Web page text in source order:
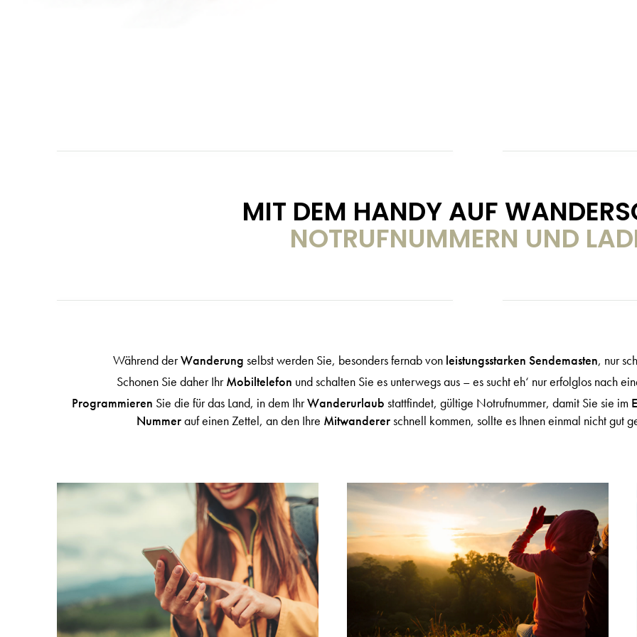
MIT DEM HANDY AUF
NOTRUFNUMMERN UND
Während derWanderung selbst werden Sie, besonders fernab von leistungsstarken Sendemasten, nur
Schonen Sie daher IhrMobiltelefon und schalten Sie es unterwegs aus – es sucht eh‘ nur erfolglos nach
Programmieren Sie die für das Land, in dem IhrWanderurlaub stattfindet, gültige Notrufnummer, damit Sie sie im
Nummerauf einen Zettel, an den Ihre Mitwandererschnell kommen, sollte es Ihnen einmal nicht gut